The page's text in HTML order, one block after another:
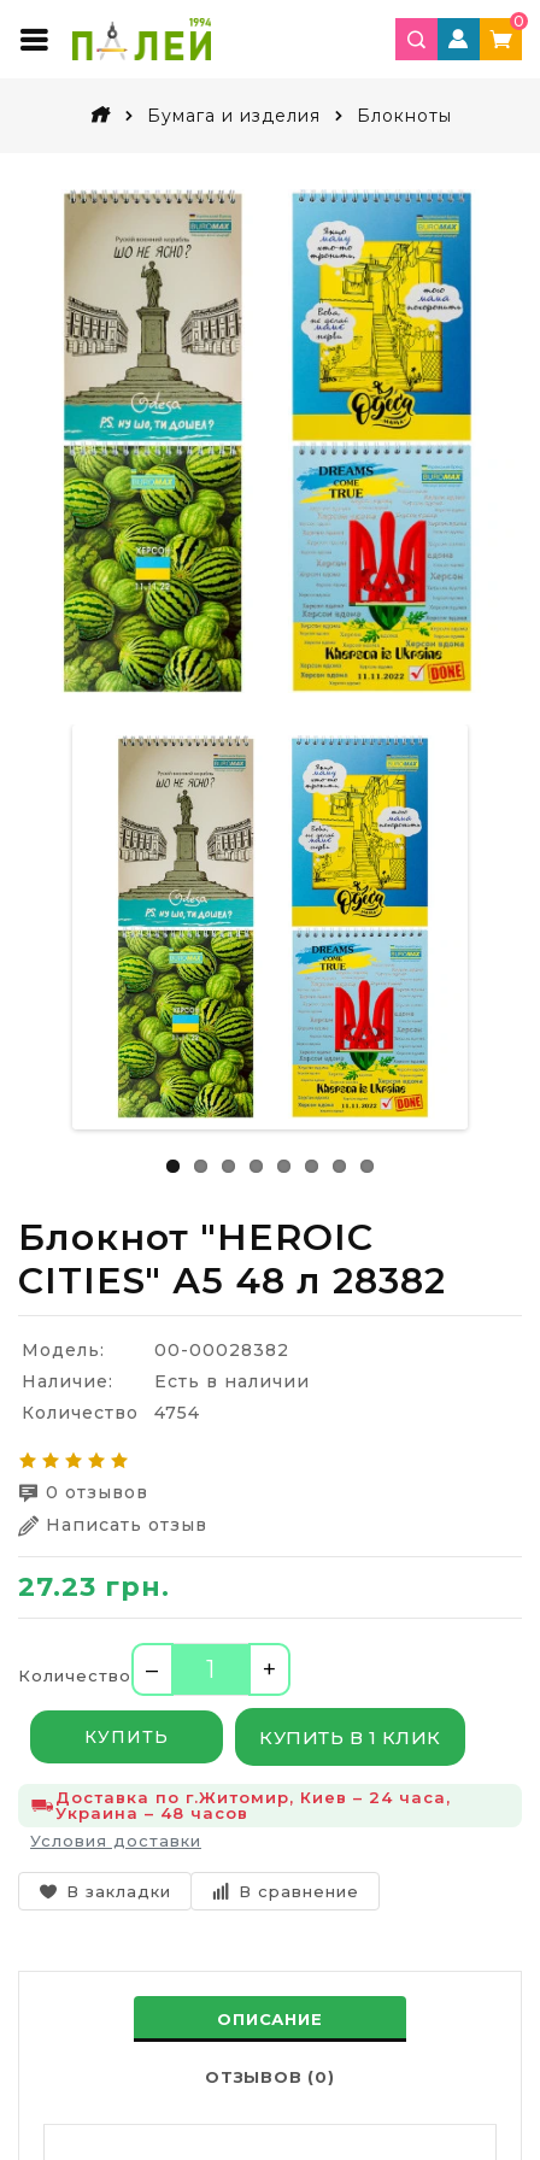
0
Бумага и изделия Блокноты
Блокнот "HEROIC
CITIES" А5 48 л 28382
Модель:
00-00028382
Наличие:
Есть в наличии
Количество
4754
0 отзывов
Написать отзыв
27.23 грн.
Количество – +
КУПИТЬ КУПИТЬ В 1 КЛИК
Доставка по г.Житомир, Киев – 24 часа,
Украина – 48 часов
Условия доставки
В закладки В сравнение
ОПИСАНИЕ
ОТЗЫВОВ (0)